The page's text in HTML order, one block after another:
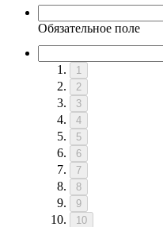
Обязательное поле
1
2
3
4
5
6
7
8
9
10